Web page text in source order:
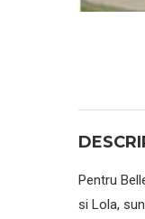
Pentru
si Lola,